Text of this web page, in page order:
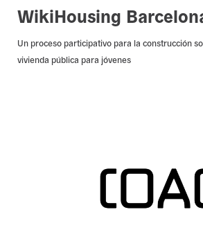
Skip
WikiHousing
Un proceso participativo para la construcción
vivienda pública para jóvenes